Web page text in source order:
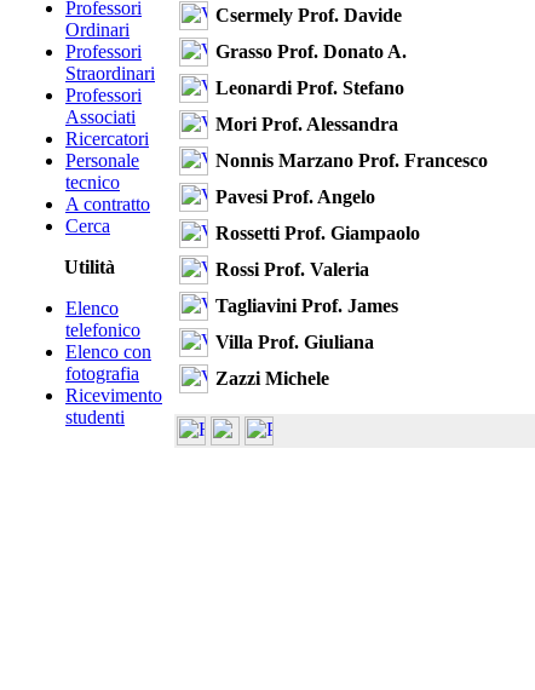
Professori
Ordinari
Professori
Straordinari
Professori
Associati
Ricercatori
Personale
tecnico
A contratto
Cerca
Utilità
Elenco
telefonico
Elenco con
fotografia
Ricevimento
studenti
Csermely Prof. Davide
Grasso Prof. Donato A.
Leonardi Prof. Stefano
Mori Prof. Alessandra
Nonnis Marzano Prof. Francesco
Pavesi Prof. Angelo
Rossetti Prof. Giampaolo
Rossi Prof. Valeria
Tagliavini Prof. James
Villa Prof. Giuliana
Zazzi Michele